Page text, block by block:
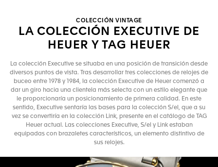
COLECCIÓN VINTAGE
LA COLECCIÓN EXECUTIVE DE
HEUER Y TAG HEUER
La colección Executive se situaba en una posición de transición desde
diversos puntos de vista. Tras desarrollar tres colecciones de relojes de
buceo entre 1978 y 1984, la colección Executive de Heuer comenzó a
dar un giro hacia una clientela más selecta con un estilo elegante que
le proporcionaría un posicionamiento de primera calidad. En este
sentido, Executive sentaría las bases para la colección S/el, que a su
vez se convertiría en la colección Link, presente en el catálogo de TAG
Heuer actual. Las colecciones Executive, S/el y Link estaban
equipadas con brazaletes característicos, un elemento distintivo de
sus relojes.